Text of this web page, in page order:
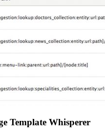
Template Whisperer